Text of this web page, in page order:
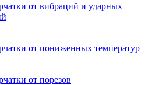
от вибраций и ударных
от пониженных температур
от порезов